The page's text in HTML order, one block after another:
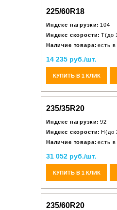
225/60R18
Индекс нагрузки: 104
Индекс скорости: T(до
Наличие товара: есть в
14 235 руб./шт.
КУПИТЬ В 1 КЛИК
235/35R20
Индекс нагрузки: 92
Индекс скорости: H(до
Наличие товара: есть в
31 052 руб./шт.
КУПИТЬ В 1 КЛИК
235/60R20